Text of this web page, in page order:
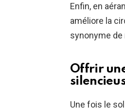
Enfin, en
améliore la
synonyme de
Offrir
Une fois le